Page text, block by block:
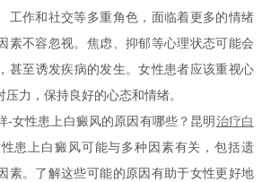
作和社交等多重角色，面临着更多的情绪
素不容忽视。焦虑、抑郁等心理状态可能会
甚至诱发疾病的发生。女性患者应该重视心
力，保持良好的心态和情绪。
性患上白癜风的原因有哪些？昆明 治疗白
患上白癜风可能与多种因素有关，包括遗
素。了解这些可能的原因有助于女性更好地